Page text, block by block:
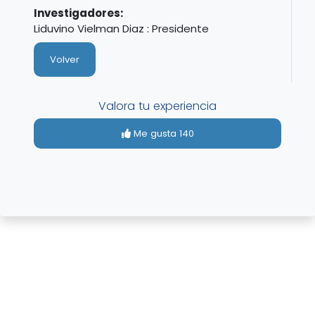
Investigadores:
Liduvino Vielman Diaz : Presidente
Volver
Valora tu experiencia
Me gusta 140